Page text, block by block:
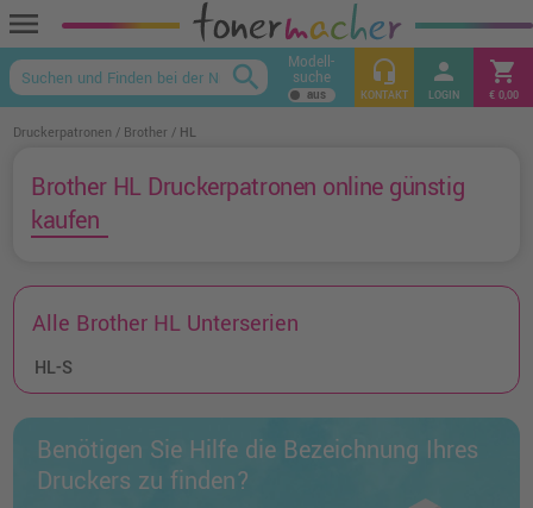
menu
keyboard_arrow_up
search Modell-
suche headset_mic
KONTAKT
person
LOGIN
shopping_cart
€ 0,00
Druckerpatronen Brother HL
Brother HL Druckerpatronen online günstig
kaufen
Alle Brother HL Unterserien
HL-S
Benötigen Sie Hilfe die Bezeichnung Ihres
Druckers zu finden?